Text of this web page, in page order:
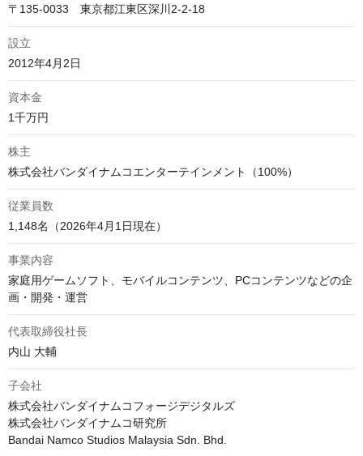
〒135-0033　東京都江東区深川2-2-18
設立
資本金
株主
従業員数
1,148名（2026年4月1日現在）
事業内容
家庭用ゲームソフト、モバイルコンテンツ、PCコンテンツなどの企
代表取締役社長
内山 大輔
子会社
株式会社バンダイナムコフォージデジタルズ
株式会社バンダイナムコ研究所
Bandai Namco Studios Malaysia Sdn. Bhd.